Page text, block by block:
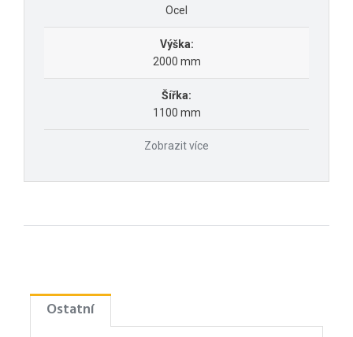
Ocel
Výška:
2000 mm
Šířka:
1100 mm
Zobrazit více
Ostatní